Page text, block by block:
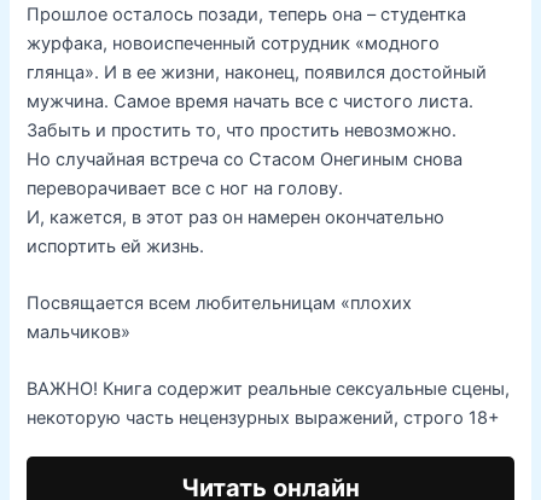
Прошлое осталось позади, теперь она – студентка
журфака, новоиспеченный сотрудник «модного
глянца». И в ее жизни, наконец, появился достойный
мужчина. Самое время начать все с чистого листа.
Забыть и простить то, что простить невозможно.
Но случайная встреча со Стасом Онегиным снова
переворачивает все с ног на голову.
И, кажется, в этот раз он намерен окончательно
испортить ей жизнь.
Посвящается всем любительницам «плохих
мальчиков»
ВАЖНО! Книга содержит реальные сексуальные сцены,
некоторую часть нецензурных выражений, строго 18+
Читать онлайн